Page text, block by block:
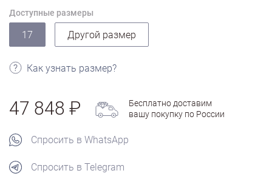
Доступные размеры
17 Другой размер
Как узнать размер?
47 848
Бесплатно доставим
вашу покупку по России
Спросить в WhatsApp
Спросить в Telegram